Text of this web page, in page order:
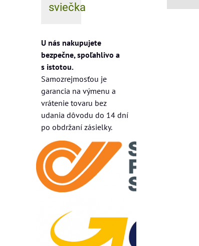
sviečka
U nás nakupujete
bezpečne, spoľahlivo a
s istotou.
Samozrejmosťou je
garancia na výmenu a
vrátenie tovaru bez
udania dôvodu do 14 dní
po obdržaní zásielky.